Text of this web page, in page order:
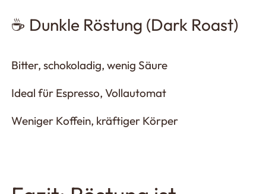
☕ Dunkle Röstung (Dark Roast)
Bitter, schokoladig, wenig Säure
Ideal für Espresso, Vollautomat
Weniger Koffein, kräftiger Körper